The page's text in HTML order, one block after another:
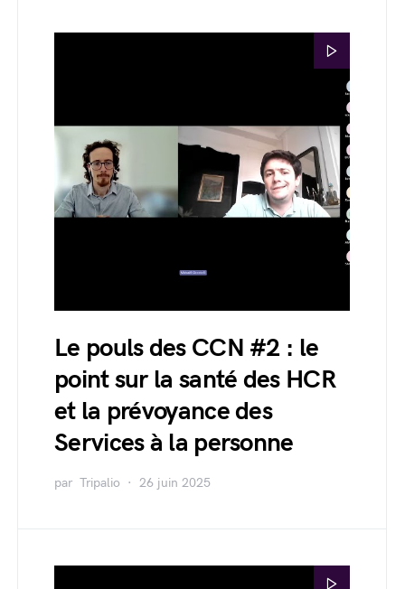
Le pouls des CCN #2 : le
point sur la santé des HCR
et la prévoyance des
Services à la personne
par Tripalio 26 juin 2025